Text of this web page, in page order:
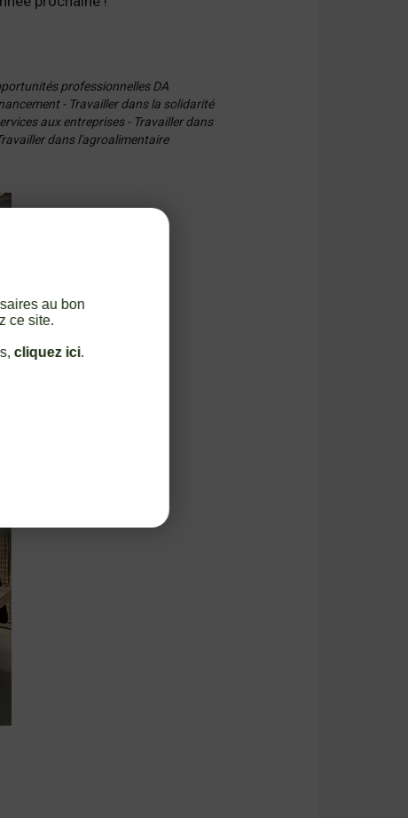
professionnelles DA
- Travailler dans la solidarité
aux entreprises - Travailler dans
dans l'agroalimentaire
au bon
ce site.
cliquez ici.